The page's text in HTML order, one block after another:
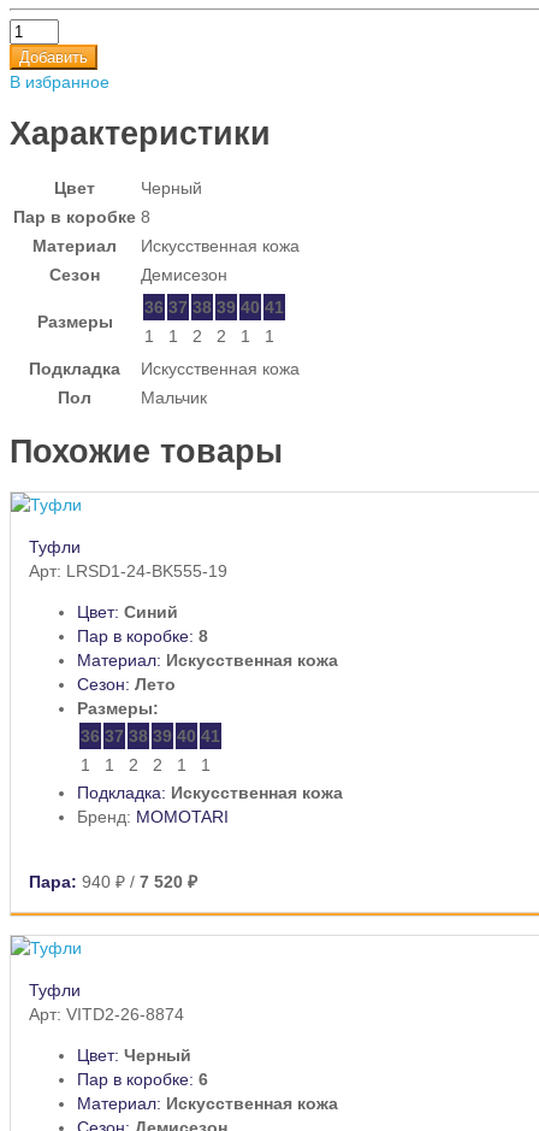
Добавить
В избранное
Характеристики
Цвет
Черный
Пар в коробке 8
Материал
Искусственная кожа
Сезон
Демисезон
Размеры
36 37 38 39 40 41
1
1 2 2 1
1
Подкладка
Искусственная кожа
Пол
Мальчик
Похожие товары
Туфли
Арт: LRSD1-24-BK555-19
Цвет: Синий
Пар в коробке: 8
Материал: Искусственная кожа
Сезон: Лето
Размеры:
36 37 38 39 40 41
1
1 2 2 1
1
Подкладка: Искусственная кожа
Бренд: MOMOTARI
Пара: 940 ₽ / 7 520 ₽
Туфли
Арт: VITD2-26-8874
Цвет: Черный
Пар в коробке: 6
Материал: Искусственная кожа